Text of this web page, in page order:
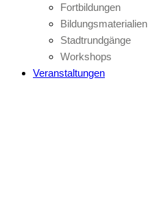
Fortbildungen
Bildungsmaterialien
Stadtrundgänge
Workshops
Veranstaltungen